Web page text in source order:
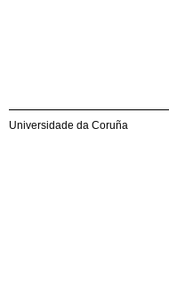
Universidade da Coruña